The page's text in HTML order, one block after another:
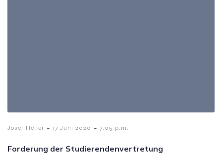
Josef Heiler - 17 Juni 2020 - 7:05 p.m.
Forderung der Studierendenvertretung